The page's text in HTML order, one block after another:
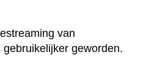
van
geworden.